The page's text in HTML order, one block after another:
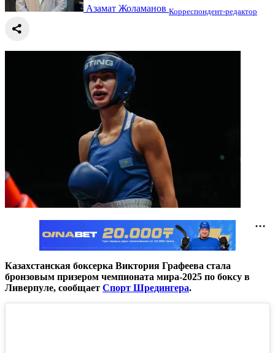
Азамат Жоламанов Корреспондент-редактор
Казахстанская боксерка Виктория Графеева стала
бронзовым призером чемпионата мира-2025 по боксу в
Ливерпуле, сообщает Спорт Шредингера.